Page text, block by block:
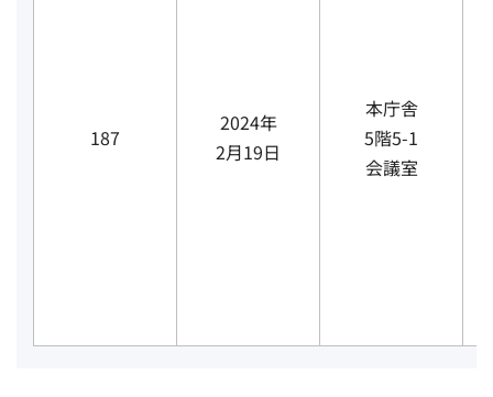
187
2024年
2月19日
本庁舎
5階5-1
会議室